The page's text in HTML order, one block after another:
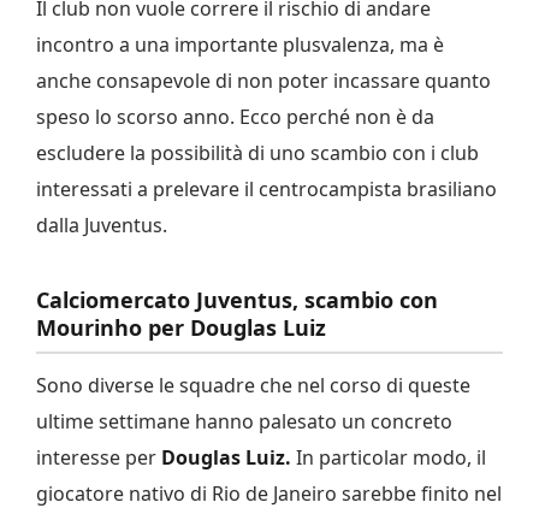
Il club non vuole correre il rischio di andare
incontro a una importante plusvalenza, ma è
anche consapevole di non poter incassare quanto
speso lo scorso anno. Ecco perché non è da
escludere la possibilità di uno scambio con i club
interessati a prelevare il centrocampista brasiliano
dalla Juventus.
Calciomercato Juventus, scambio con
Mourinho per Douglas Luiz
Sono diverse le squadre che nel corso di queste
ultime settimane hanno palesato un concreto
interesse per Douglas Luiz. In particolar modo, il
giocatore nativo di Rio de Janeiro sarebbe finito nel